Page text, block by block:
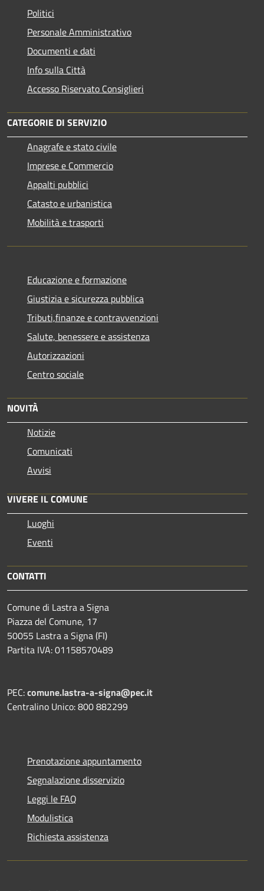
Politici
Personale Amministrativo
Documenti e dati
Info sulla Città
Accesso Riservato Consiglieri
CATEGORIE DI SERVIZIO
Anagrafe e stato civile
Imprese e Commercio
Appalti pubblici
Catasto e urbanistica
Mobilità e trasporti
Educazione e formazione
Giustizia e sicurezza pubblica
Tributi,finanze e contravvenzioni
Salute, benessere e assistenza
Autorizzazioni
Centro sociale
NOVITÀ
Notizie
Comunicati
Avvisi
VIVERE IL COMUNE
Luoghi
Eventi
CONTATTI
Comune di Lastra a Signa
Piazza del Comune, 17
50055 Lastra a Signa (FI)
Partita IVA: 01158570489
PEC:comune.lastra-a-signa@pec.it
Centralino Unico: 800 882299
Prenotazione appuntamento
Segnalazione disservizio
Leggi le FAQ
Modulistica
Richiesta assistenza